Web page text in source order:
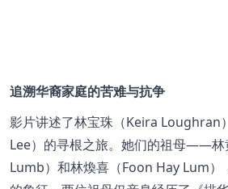
追溯华裔家庭的苦难与抗争
影片讲述了林宝珠（Keira Loughran
Lee）的寻根之旅。她们的祖母——林
Lumb）和林煥喜（Foon Hay Lum）